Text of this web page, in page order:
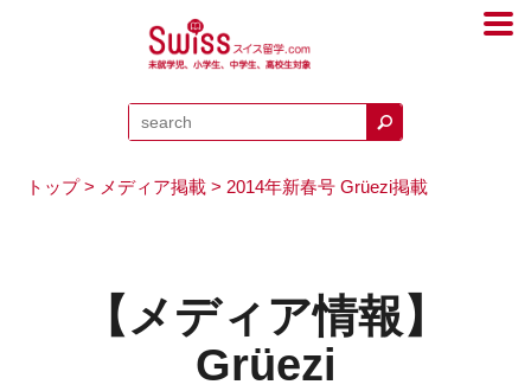
トップ> メディア掲載 > 2014年新春号 Grüezi掲載
【メディア情報】
Grüezi